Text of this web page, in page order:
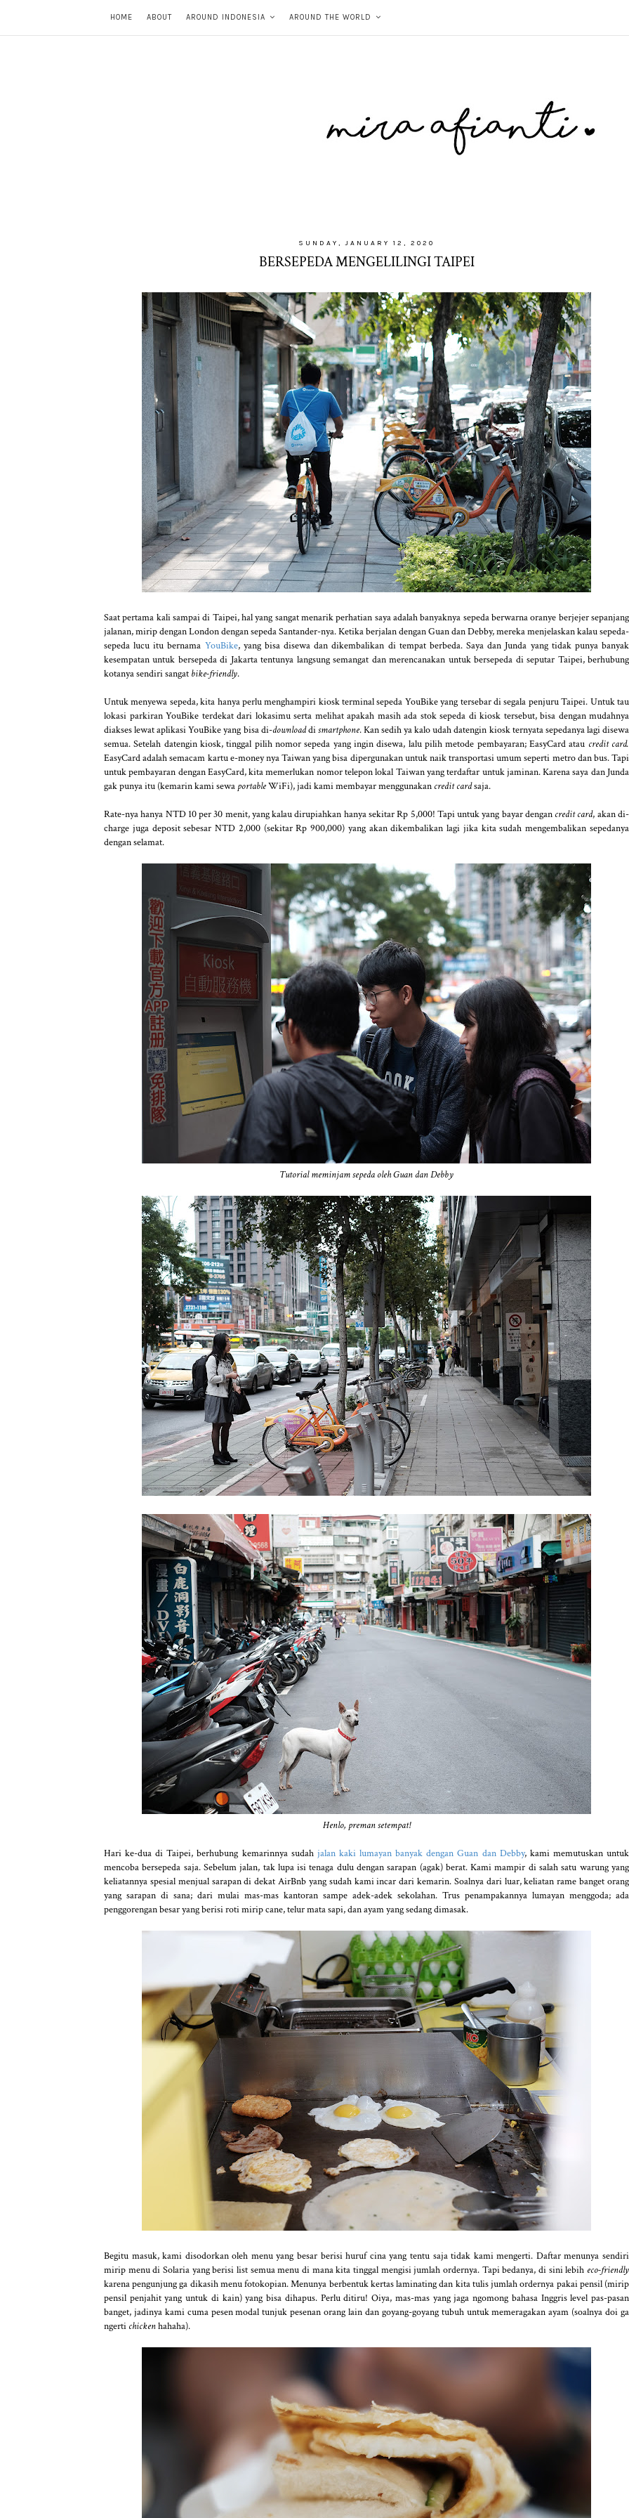
HOME ABOUT AROUND INDONESIA AROUND THE WORLD
SUNDAY, JANUARY 12, 2020
BERSEPEDA MENGELILINGI TAIPEI
Saat pertama kali sampai di Taipei, hal yang sangat menarik perhatian saya adalah banyaknya sepeda berwarna oranye berjejer sepanjang
jalanan, mirip dengan London dengan sepeda Santander-nya. Ketika berjalan dengan Guan dan Debby, mereka menjelaskan kalau sepeda-
sepeda lucu itu bernama YouBike, yang bisa disewa dan dikembalikan di tempat berbeda. Saya dan Junda yang tidak punya banyak
kesempatan untuk bersepeda di Jakarta tentunya langsung semangat dan merencanakan untuk bersepeda di seputar Taipei, berhubung
kotanya sendiri sangat bike-friendly.
Untuk menyewa sepeda, kita hanya perlu menghampiri kiosk terminal sepeda YouBike yang tersebar di segala penjuru Taipei. Untuk tau
lokasi parkiran YouBike terdekat dari lokasimu serta melihat apakah masih ada stok sepeda di kiosk tersebut, bisa dengan mudahnya
diakses lewat aplikasi YouBike yang bisa di-downloaddismartphone. Kan sedih ya kalo udah datengin kiosk ternyata sepedanya lagi disewa
semua. Setelah datengin kiosk, tinggal pilih nomor sepeda yang ingin disewa, lalu pilih metode pembayaran; EasyCard atau credit card.
EasyCard adalah semacam kartu e-money nya Taiwan yang bisa dipergunakan untuk naik transportasi umum seperti metro dan bus. Tapi
untuk pembayaran dengan EasyCard, kita memerlukan nomor telepon lokal Taiwan yang terdaftar untuk jaminan. Karena saya dan Junda
gak punya itu (kemarin kami sewa portableWiFi), jadi kami membayar menggunakan credit cardsaja.
Rate-nya hanya NTD 10 per 30 menit, yang kalau dirupiahkan hanya sekitar Rp 5,000! Tapi untuk yang bayar dengan credit card, akan di-
charge juga deposit sebesar NTD 2,000 (sekitar Rp 900,000) yang akan dikembalikan lagi jika kita sudah mengembalikan sepedanya
dengan selamat.
Tutorial meminjam sepeda oleh Guan dan Debby
Henlo, preman setempat!
Hari ke-dua di Taipei, berhubung kemarinnya sudah jalan kaki lumayan banyak dengan Guan dan Debby, kami memutuskan untuk
mencoba bersepeda saja. Sebelum jalan, tak lupa isi tenaga dulu dengan sarapan (agak) berat. Kami mampir di salah satu warung yang
keliatannya spesial menjual sarapan di dekat AirBnb yang sudah kami incar dari kemarin. Soalnya dari luar, keliatan rame banget orang
yang sarapan di sana; dari mulai mas-mas kantoran sampe adek-adek sekolahan. Trus penampakannya lumayan menggoda; ada
penggorengan besar yang berisi roti mirip cane, telur mata sapi, dan ayam yang sedang dimasak.
Begitu masuk, kami disodorkan oleh menu yang besar berisi huruf cina yang tentu saja tidak kami mengerti. Daftar menunya sendiri
mirip menu di Solaria yang berisi list semua menu di mana kita tinggal mengisi jumlah ordernya. Tapi bedanya, di sini lebih eco-friendly
karena pengunjung ga dikasih menu fotokopian. Menunya berbentuk kertas laminating dan kita tulis jumlah ordernya pakai pensil (mirip
pensil penjahit yang untuk di kain) yang bisa dihapus. Perlu ditiru! Oiya, mas-mas yang jaga ngomong bahasa Inggris level pas-pasan
banget, jadinya kami cuma pesen modal tunjuk pesenan orang lain dan goyang-goyang tubuh untuk memeragakan ayam (soalnya doi ga
ngerti chickenhahaha).